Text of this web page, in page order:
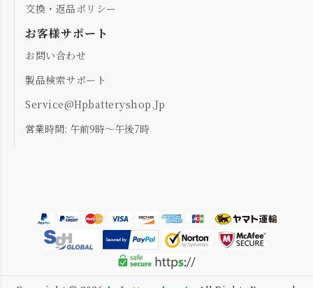
交換・返品ポリシー
お客様サポート
お問い合わせ
製品検索サポート
Service@hpbatteryshop.jp
営業時間: 午前9時～午後7時